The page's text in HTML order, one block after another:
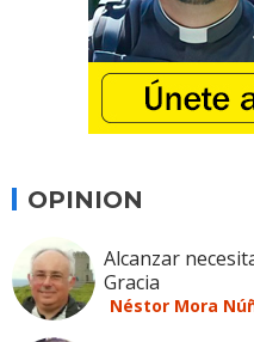
OPINION
Alcanzar
Gracia
Néstor Mora